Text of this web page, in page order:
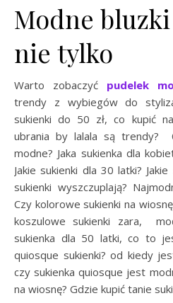
Modne
nie tylko
Warto zobaczyć pudelek
trendy z wybiegów do
sukienki do 50 zł, co kupić
ubrania by lalala są trendy?
modne? Jaka sukienka dla
Jakie sukienki dla 30 latki? Jakie
sukienki wyszczuplają?
Czy kolorowe sukienki na
koszulowe sukienki zara,
sukienka dla 50 latki, co to
quiosque sukienki? od kiedy
czy sukienka quiosque jest
na wiosnę? Gdzie kupić tanie